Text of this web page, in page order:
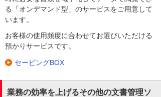
る「オンデマンド型」のサービスをご用意して
います。
お客様の使用頻度に合わせてお選びいただける
預かりサービスです。
セービングBOX
業務の効率を上げるその他の文書管理ソ